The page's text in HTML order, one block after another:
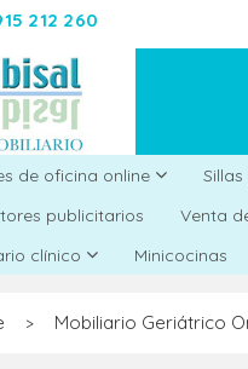
212 260
de oficina online
publicitarios
Venta
clínico
Minicocinas
> Mobiliario Geriátrico